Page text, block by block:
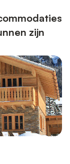
zijn